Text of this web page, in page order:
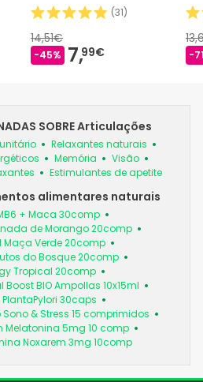
(31)
14,51€
-45% 7,99€ -
SOBRE Articulações
Relaxantes naturais
Memória
Visão
Estimulantes de apetite
alimentares naturais
+ Maca 30comp
de Morango 20comp
Maça Verde 20comp
do Bosque 20comp
Tropical 20comp
BIO Ampollas 10x15ml
30caps
& Stress 15 comprimidos
Melatonina 5mg 10 comp
Noxarem 3mg 10comp